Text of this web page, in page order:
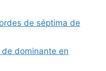
de séptima de
dominante en